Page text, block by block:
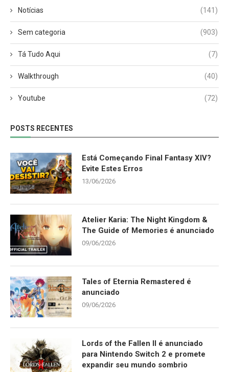
Notícias (141)
Sem categoria (903)
Tá Tudo Aqui (7)
Walkthrough (40)
Youtube (72)
POSTS RECENTES
Está Começando Final Fantasy XIV?
Evite Estes Erros
13/06/2026
Atelier Karia: The Night Kingdom &
The Guide of Memories é anunciado
09/06/2026
Tales of Eternia Remastered é
anunciado
09/06/2026
Lords of the Fallen II é anunciado
para Nintendo Switch 2 e promete
expandir seu mundo sombrio